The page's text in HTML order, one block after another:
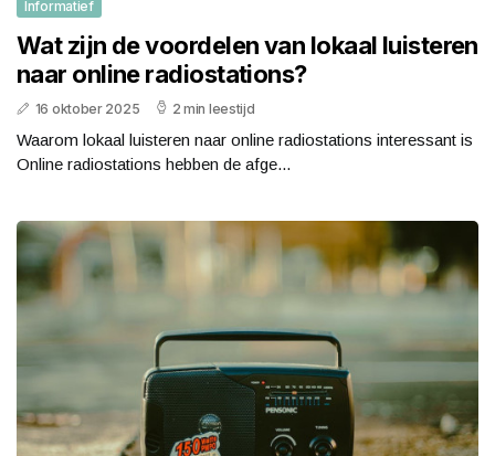
Informatief
Wat zijn de voordelen van lokaal luisteren
naar online radiostations?
16 oktober 2025 2 min leestijd
Waarom lokaal luisteren naar online radiostations interessant is
Online radiostations hebben de afge...